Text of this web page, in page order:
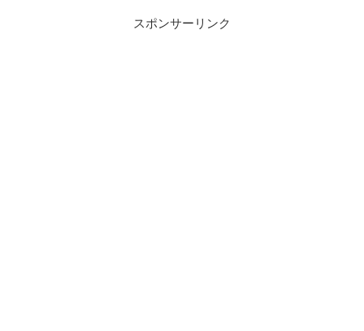
スポンサーリンク